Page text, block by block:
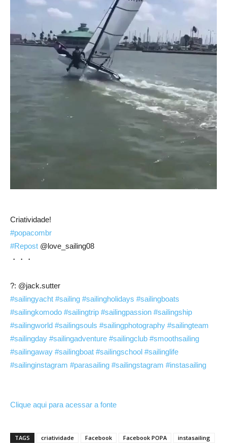
Criatividade!
#popacombr
#Repost @love_sailing08
・・・
?: @jack.sutter
#sailingyacht #sailing #sailingholidays #sailingboats
#sailingkomodo #sailingtrip #sailingpassion #sailingship
#sailingworld #sailingsouls #sailingphotography #sailingteam
#sailingday #sailingadventure #sailingclub #smoothsailing
#sailingaway #sailingboat #sailingschool #sailinglife
#sailinginstagram #parasailing #sailingstagram #instasailing
Clique aqui para acessar a fonte
TAGS criatividade Facebook Facebook POPA
instasailing